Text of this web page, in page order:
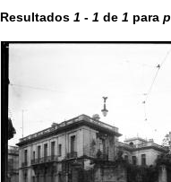
Resultados 1 - 1 de 1 para